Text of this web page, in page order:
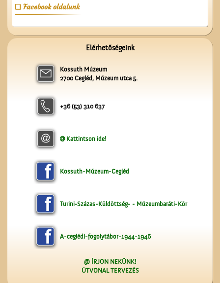
Üzenet a harctérre
A ceglédi tanyasi
A ceglédi Népkör udvarán
Facebook oldalunk
Elérhetőségeink
Kossuth Múzeum
2700 Cegléd, Múzeum utca 5.
+36 (53) 310 637
Kattintson ide!
Kossuth-Múzeum-Cegléd
Turini-Százas-Küldöttség- - Múzeumbaráti-Kör
A-ceglédi-fogolytábor-1944-1946
@ ÍRJON NEKÜNK!
ÚTVONAL TERVEZÉS